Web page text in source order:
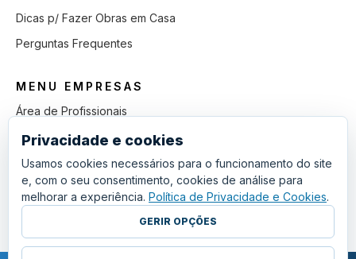
Dicas p/ Fazer Obras em Casa
Perguntas Frequentes
MENU EMPRESAS
Área de Profissionais
Como Funciona
Lista de Pedidos em Aberto
Como Ganhar mais Obras
Perguntas Frequentes
Privacidade e cookies
Usamos cookies necessários para o funcionamento do site
e, com o seu consentimento, cookies de análise para
melhorar a experiência. Política de Privacidade e Cookies.
GERIR OPÇÕES